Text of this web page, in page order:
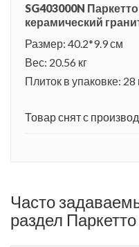
SG403000N
керамический
Размер: 40.2*9.9 см
Вес: 20.56 кг
Плиток в упаковке: 28
Товар снят с
Часто
раздел Паркетто